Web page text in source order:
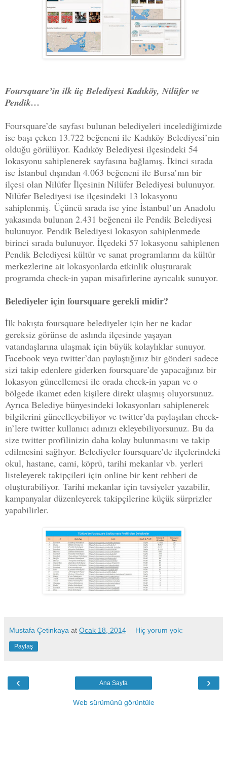
Foursquare’in ilk üç Belediyesi Kadıköy, Nilüfer ve
Pendik…
Foursquare’de sayfası bulunan belediyeleri incelediğimizde
ise başı çeken 13.722 beğeneni ile Kadıköy Belediyesi’nin
olduğu görülüyor. Kadıköy Belediyesi ilçesindeki 54
lokasyonu sahiplenerek sayfasına bağlamış. İkinci sırada
ise İstanbul dışından 4.063 beğeneni ile Bursa’nın bir
ilçesi olan Nilüfer İlçesinin Nilüfer Belediyesi bulunuyor.
Nilüfer Belediyesi ise ilçesindeki 13 lokasyonu
sahiplenmiş. Üçüncü sırada ise yine İstanbul’un Anadolu
yakasında bulunan 2.431 beğeneni ile Pendik Belediyesi
bulunuyor. Pendik Belediyesi lokasyon sahiplenmede
birinci sırada bulunuyor. İlçedeki 57 lokasyonu sahiplenen
Pendik Belediyesi kültür ve sanat programlarını da kültür
merkezlerine ait lokasyonlarda etkinlik oluşturarak
programda check-in yapan misafirlerine ayrıcalık sunuyor.
Belediyeler için foursquare gerekli midir?
İlk bakışta foursquare belediyeler için her ne kadar
gereksiz görünse de aslında ilçesinde yaşayan
vatandaşlarına ulaşmak için büyük kolaylıklar sunuyor.
Facebook veya twitter’dan paylaştığınız bir gönderi sadece
sizi takip edenlere giderken foursquare’de yapacağınız bir
lokasyon güncellemesi ile orada check-in yapan ve o
bölgede ikamet eden kişilere direkt ulaşmış oluyorsunuz.
Ayrıca Belediye bünyesindeki lokasyonları sahiplenerek
bilgilerini güncelleyebiliyor ve twitter’da paylaşılan check-
in’lere twitter kullanıcı adınızı ekleyebiliyorsunuz. Bu da
size twitter profilinizin daha kolay bulunmasını ve takip
edilmesini sağlıyor. Belediyeler foursquare’de ilçelerindeki
okul, hastane, cami, köprü, tarihi mekanlar vb. yerleri
listeleyerek takipçileri için online bir kent rehberi de
oluşturabiliyor. Tarihi mekanlar için tavsiyeler yazabilir,
kampanyalar düzenleyerek takipçilerine küçük sürprizler
yapabilirler.
Mustafa Çetinkaya at Ocak 18, 2014 Hiç yorum yok:
Paylaş
‹ ›
Ana Sayfa
Web sürümünü görüntüle